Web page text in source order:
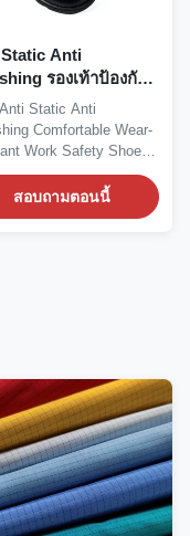
Anti
รองเท้าป้องกัน
งานที่ทนทานต่อการ
ส่ที่สบายสบาย
Static Anti
Comfortable Wear-
Work Safety Shoes
Toe for...
สอบถามตอนนี้